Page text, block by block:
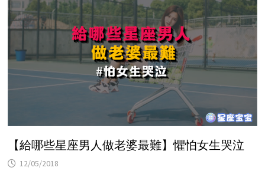
【給哪些星座男人做老婆最難】懼怕女生哭泣
12/05/2018